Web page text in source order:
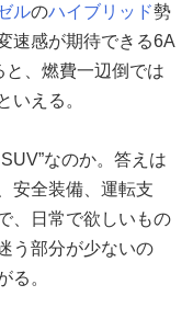
ルのハイブリッド勢
速感が期待できる6A
、燃費一辺倒では
いえる。
なのか。答えは
安全装備、運転支
、日常で欲しいもの
う部分が少ないの
る。